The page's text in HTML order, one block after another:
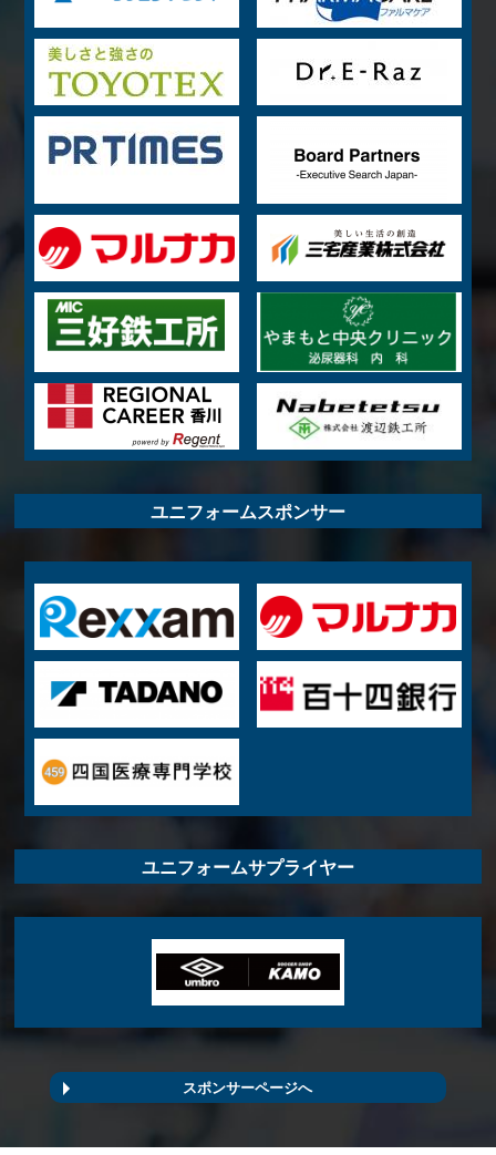
ユニフォームスポンサー
ユニフォームサプライヤー
スポンサーページへ